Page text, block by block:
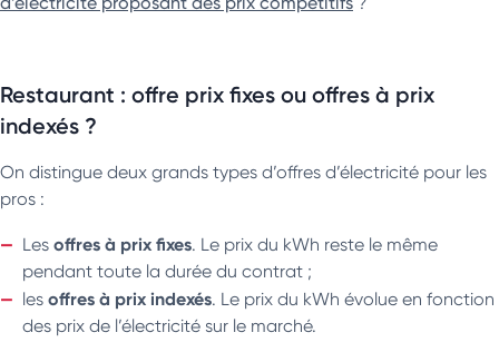
Restaurant : offre prix fixes ou offres à prix
indexés ?
On distingue deux grands types d’offres d’électricité pour les
pros :
Les offres à prix fixes. Le prix du kWh reste le même
pendant toute la durée du contrat ;
les offres à prix indexés. Le prix du kWh évolue en fonction
des prix de l’électricité sur le marché.